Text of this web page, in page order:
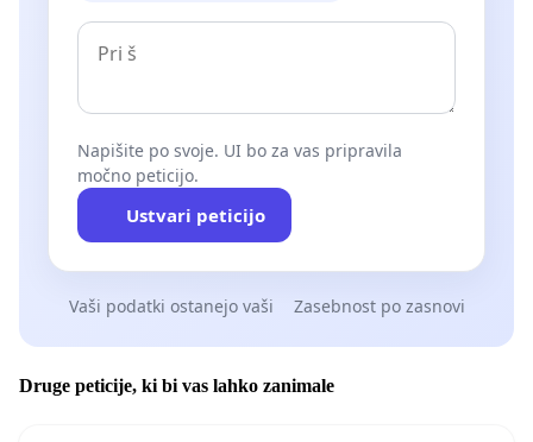
Napišite po svoje. UI bo za vas pripravila
močno peticijo.
Ustvari peticijo
Vaši podatki ostanejo vaši Zasebnost po zasnovi
Druge peticije, ki bi vas lahko zanimale